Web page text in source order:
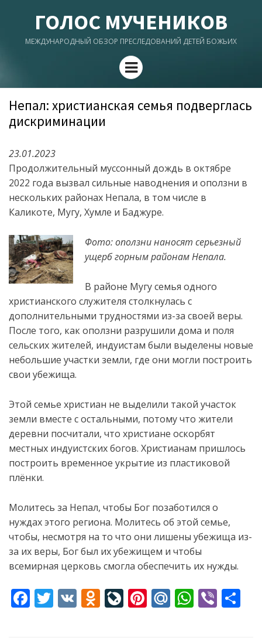
ГОЛОС МУЧЕНИКОВ
МЕЖДУНАРОДНЫЙ ОБЗОР ПРЕСЛЕДОВАНИЙ ДЕТЕЙ БОЖЬИХ
Menu
Непал: христианская семья подверглась
дискриминации
23.01.2023
Продолжительный муссонный дождь в октябре
2022 года вызвал сильные наводнения и оползни в
нескольких районах Непала, в том числе в
Каликоте, Мугу, Хумле и Баджуре.
Фото: оползни наносят серьезный
ущерб горным районам Непала.
В районе Мугу семья одного
христианского служителя столкнулась с
дополнительными трудностями из-за своей веры.
После того, как оползни разрушили дома и поля
сельских жителей, индуистам были выделены новые
небольшие участки земли, где они могли построить
свои убежища.
Этой семье христиан не выделили такой участок
земли вместе с остальными, потому что жители
деревни посчитали, что христиане оскорбят
местных индуистских богов. Христианам пришлось
построить временное укрытие из пластиковой
плёнки.
Молитесь за Непал, чтобы Бог позаботился о
нуждах этого региона. Молитесь об этой семье,
чтобы, несмотря на то что они лишены убежища из-
за их веры, Бог был их убежищем и чтобы
всемирная церковь смогла обеспечить их нужды.
F T V O Li Pi M W Vi